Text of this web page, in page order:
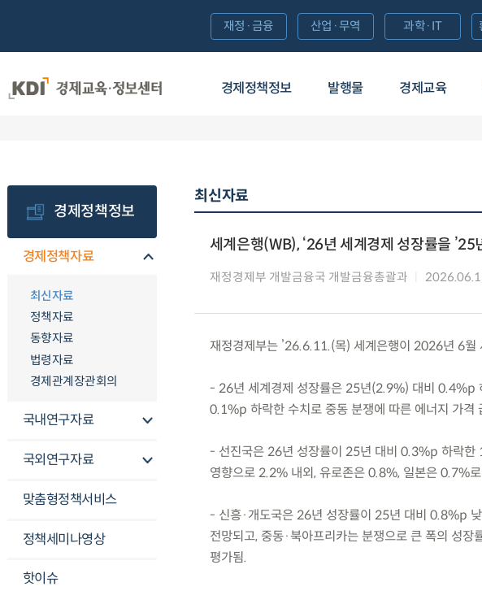
경제정책정보 발행물 경제교육
재정·금융 산업·무역 과학·IT
경제정책정보
경제정책자료
최신자료
정책자료
동향자료
법령자료
경제관계장관회의
국내연구자료
국외연구자료
맞춤형정책서비스
정책세미나영상
핫이슈
최신자료
세계은행(WB), ‘26년 세계경제 성장률을
재정경제부 개발금융국 개발금융총괄과
재정경제부는 ’26.6.11.(목) 세계은행이 2026년 6월
- 26년 세계경제 성장률은 25년(2.9%) 대비 0.4%p
0.1%p 하락한 수치로 중동 분쟁에 따른 에너지 가격
- 선진국은 26년 성장률이 25년 대비 0.3%p 하락한
영향으로 2.2% 내외, 유로존은 0.8%, 일본은 0.7%
- 신흥·개도국은 26년 성장률이 25년 대비 0.8%p
전망되고, 중동·북아프리카는 분쟁으로 큰 폭의 성
평가됨.